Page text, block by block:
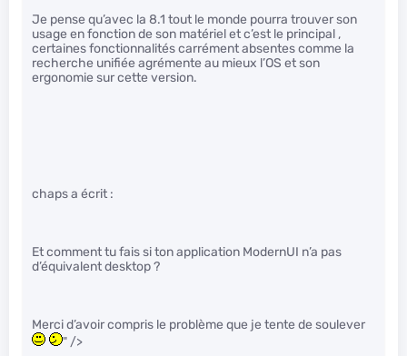
Je pense qu’avec la 8.1 tout le monde pourra trouver son
usage en fonction de son matériel et c’est le principal ,
certaines fonctionnalités carrément absentes comme la
recherche unifiée agrémente au mieux l’OS et son
ergonomie sur cette version.
chaps a écrit :
Et comment tu fais si ton application ModernUI n’a pas
d’équivalent desktop ?
Merci d’avoir compris le problème que je tente de soulever
" />